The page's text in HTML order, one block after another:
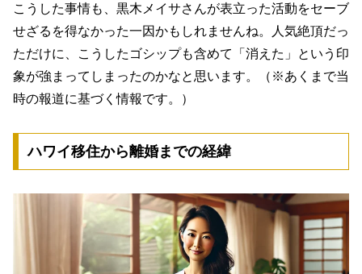
こうした事情も、黒木メイサさんが表立った活動をセーブ
せざるを得なかった一因かもしれませんね。人気絶頂だっ
ただけに、こうしたゴシップも含めて「消えた」という印
象が強まってしまったのかなと思います。（※あくまで当
時の報道に基づく情報です。）
ハワイ移住から離婚までの経緯